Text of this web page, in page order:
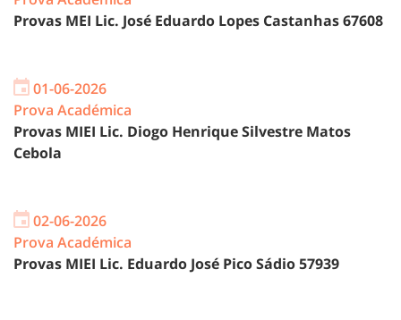
Provas MEI Lic. José Eduardo Lopes Castanhas 67608
01-06-2026
Prova Académica
Provas MIEI Lic. Diogo Henrique Silvestre Matos
Cebola
02-06-2026
Prova Académica
Provas MIEI Lic. Eduardo José Pico Sádio 57939